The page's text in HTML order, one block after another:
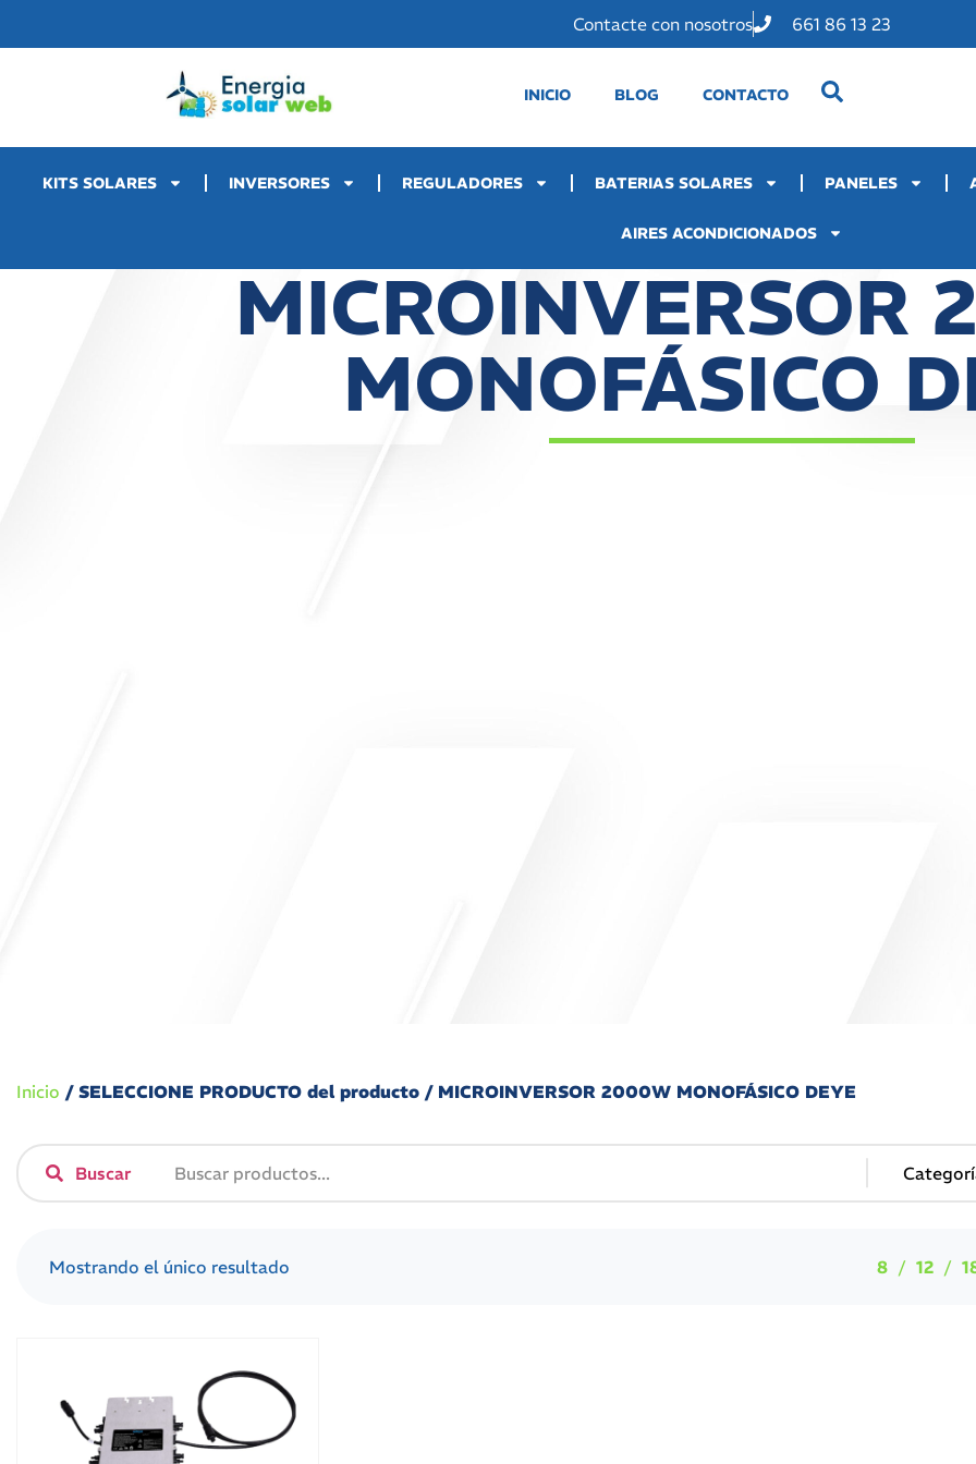
Contacte con nosotros 661 86 13 23
INICIO BLOG CONTACTO
KITS SOLARES INVERSORES REGULADORES BATERIAS SOLARES PANELES
AIRES ACONDICIONADOS
MICROINVERSOR
MONOFÁSICO
Inicio / SELECCIONE PRODUCTO del producto / MICROINVERSOR 2000W MONOFÁSICO DEYE
Buscar
Mostrando el único resultado 8 12